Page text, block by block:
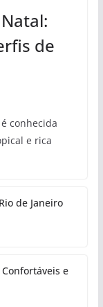
de
conhecida
e rica
de Janeiro
e